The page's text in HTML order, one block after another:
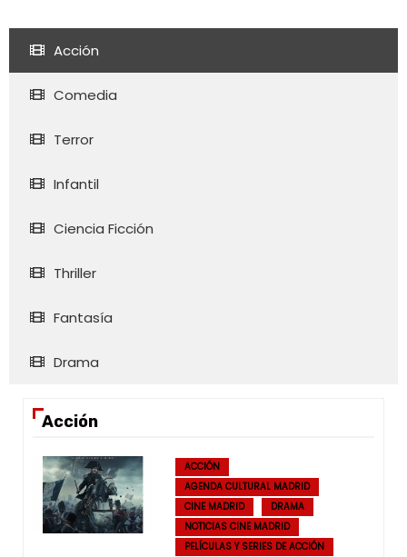
Acción
Comedia
Terror
Infantil
Ciencia Ficción
Thriller
Fantasía
Drama
Acción
ACCIÓN
AGENDA CULTURAL MADRID
CINE MADRID
DRAMA
NOTICIAS CINE MADRID
PELÍCULAS Y SERIES DE ACCIÓN